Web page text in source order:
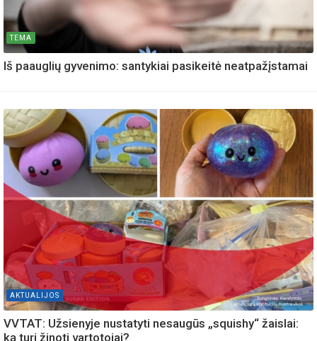
TEMA
Iš paauglių gyvenimo: santykiai pasikeitė neatpažįstamai
AKTUALIJOS
VVTAT: Užsienyje nustatyti nesaugūs „squishy“ žaislai:
ką turi žinoti vartotojai?